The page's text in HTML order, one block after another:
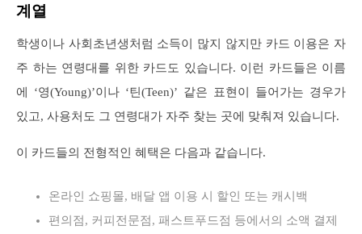
계열
학생이나 사회초년생처럼 소득이 많지 않지만 카드 이용은 자
주 하는 연령대를 위한 카드도 있습니다. 이런 카드들은 이름
에 ‘영(Young)’이나 ‘틴(Teen)’ 같은 표현이 들어가는 경우가
있고, 사용처도 그 연령대가 자주 찾는 곳에 맞춰져 있습니다.
이 카드들의 전형적인 혜택은 다음과 같습니다.
온라인 쇼핑몰, 배달 앱 이용 시 할인 또는 캐시백
편의점, 커피전문점, 패스트푸드점 등에서의 소액 결제